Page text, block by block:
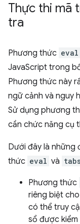
Thực thi mã
tra
Phương thức eval
JavaScript trong
Phương thức này
ngữ cảnh và nguy
Sử dụng phương
cần chức năng cụ
Dưới đây là những
thức eval và
Phương thức
riêng biệt
có thể truy
sổ được